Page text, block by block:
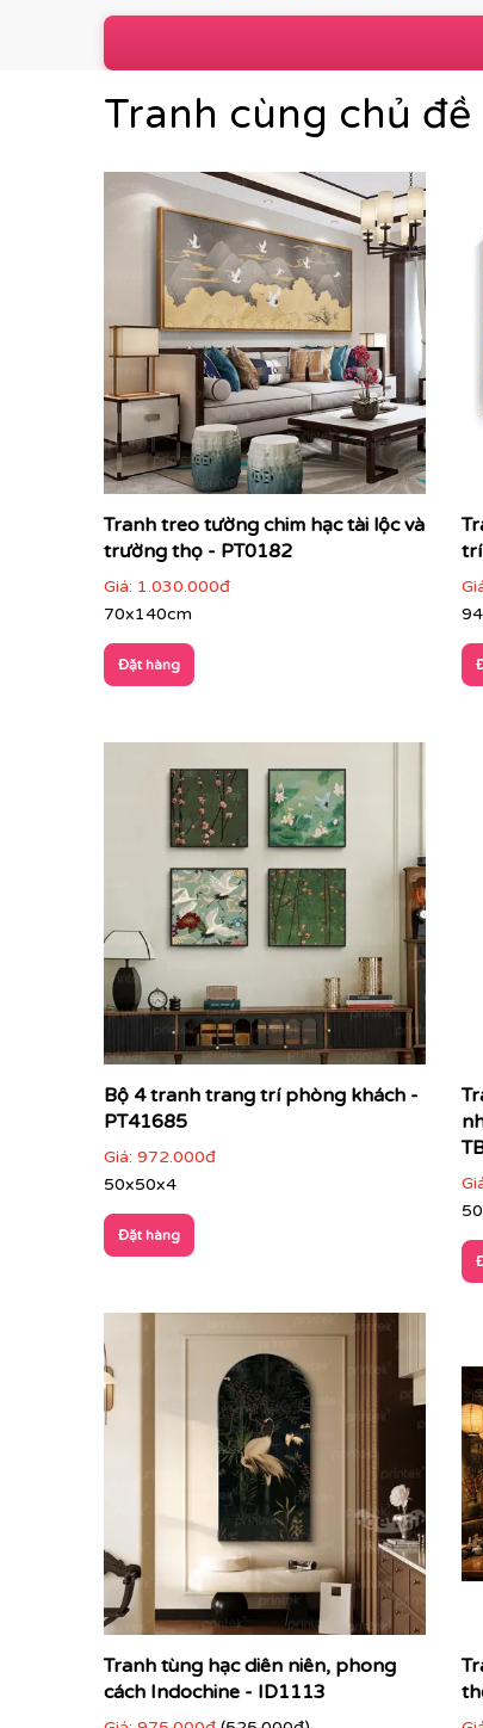
Những bức tranh này không chỉ đơn
Tranh cùng chủ đề
Tranh treo tường chim hạc tài lộc và
trường thọ - PT0182
Giá: 1.030.000đ
70x140cm
Đặt hàng
trí
Bộ 4 tranh trang trí phòng khách -
PT41685
Giá: 972.000đ
50x50x4
Đặt hàng
Tranh tùng hạc diên niên, phong
cách Indochine - ID1113